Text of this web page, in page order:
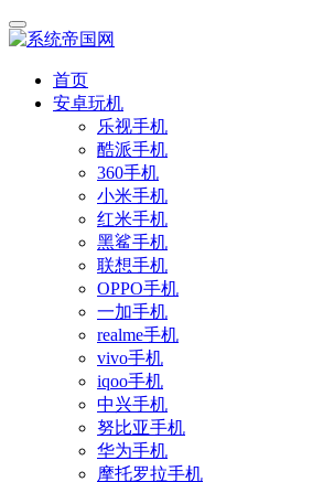
首页
安卓玩机
乐视手机
酷派手机
360手机
小米手机
红米手机
黑鲨手机
联想手机
OPPO手机
一加手机
realme手机
vivo手机
iqoo手机
中兴手机
努比亚手机
华为手机
摩托罗拉手机